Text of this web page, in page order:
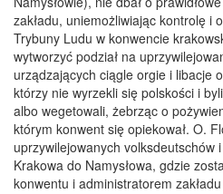
zakładu, uniemożliwiając kontrolę i
Trybuny Ludu w konwencie
wytworzyć podział na
urządzających ciągle orgie i libacje
którzy nie wyrzekli się polskości i
albo wegetowali, żebrząc o
którym konwent się opiekował. O.
uprzywilejowanych volksdeutschów
Krakowa do Namysłowa, gdzie
konwentu i administratorem